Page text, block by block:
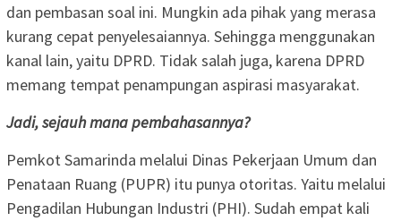
dan pembasan soal ini. Mungkin ada pihak yang merasa
kurang cepat penyelesaiannya. Sehingga menggunakan
kanal lain, yaitu DPRD. Tidak salah juga, karena DPRD
memang tempat penampungan aspirasi masyarakat.
Jadi, sejauh mana pembahasannya?
Pemkot Samarinda melalui Dinas Pekerjaan Umum dan
Penataan Ruang (PUPR) itu punya otoritas. Yaitu melalui
Pengadilan Hubungan Industri (PHI). Sudah empat kali